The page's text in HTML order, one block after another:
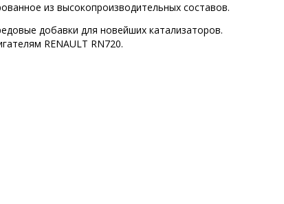
из высокопроизводительных составов.
добавки для новейших катализаторов.
RENAULT RN720.